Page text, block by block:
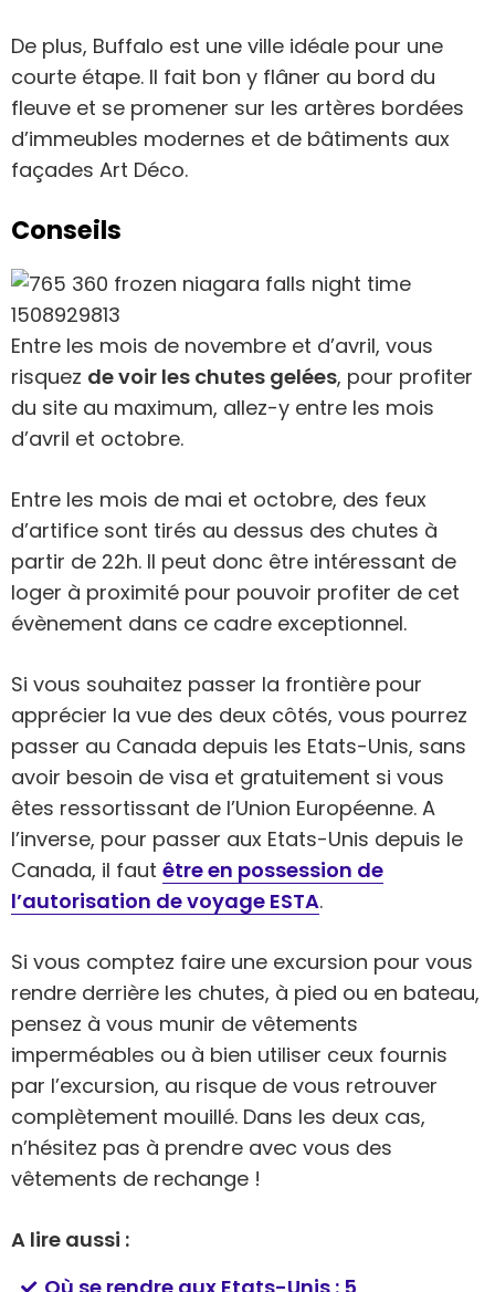
De plus, Buffalo est une ville idéale pour une
courte étape. Il fait bon y flâner au bord du
fleuve et se promener sur les artères bordées
d’immeubles modernes et de bâtiments aux
façades Art Déco.
Conseils
Entre les mois de novembre et d’avril, vous
risquez de voir les chutes gelées, pour profiter
du site au maximum, allez-y entre les mois
d’avril et octobre.
Entre les mois de mai et octobre, des feux
d’artifice sont tirés au dessus des chutes à
partir de 22h. Il peut donc être intéressant de
loger à proximité pour pouvoir profiter de cet
évènement dans ce cadre exceptionnel.
Si vous souhaitez passer la frontière pour
apprécier la vue des deux côtés, vous pourrez
passer au Canada depuis les Etats-Unis, sans
avoir besoin de visa et gratuitement si vous
êtes ressortissant de l’Union Européenne. A
l’inverse, pour passer aux Etats-Unis depuis le
Canada, il faut être en possession de
l’autorisation de voyage ESTA.
Si vous comptez faire une excursion pour vous
rendre derrière les chutes, à pied ou en bateau,
pensez à vous munir de vêtements
imperméables ou à bien utiliser ceux fournis
par l’excursion, au risque de vous retrouver
complètement mouillé. Dans les deux cas,
n’hésitez pas à prendre avec vous des
vêtements de rechange !
A lire aussi :